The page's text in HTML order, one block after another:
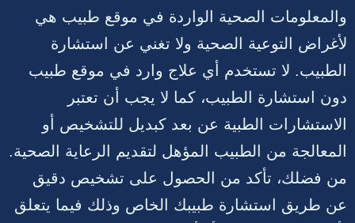
والمعلومات الصحية الواردة في موقع طبيب هي
لأغراض التوعية الصحية ولا تغني عن استشارة
الطبيب. لا تستخدم أي علاج وارد في موقع طبيب
دون استشارة الطبيب، كما لا يجب أن تعتبر
الاستشارات الطبية عن بعد كبديل للتشخيص أو
المعالجة من الطبيب المؤهل لتقديم الرعاية الصحية.
من فضلك، تأكد من الحصول على تشخيص دقيق
عن طريق استشارة طبيبك الخاص وذلك فيما يتعلق